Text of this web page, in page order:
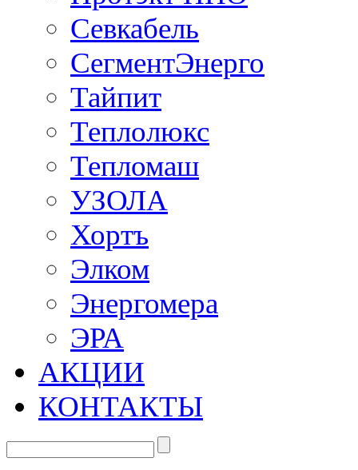
Севкабель
СегментЭнерго
Тайпит
Теплолюкс
Тепломаш
УЗОЛА
Хортъ
Элком
Энергомера
ЭРА
АКЦИИ
КОНТАКТЫ